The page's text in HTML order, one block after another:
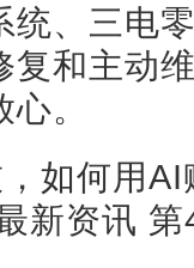
统、三电
复和主动
。